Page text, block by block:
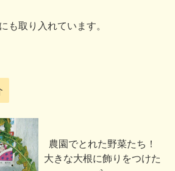
も取り入れています。
農園でとれた野菜たち！
大きな大根に飾りをつけた